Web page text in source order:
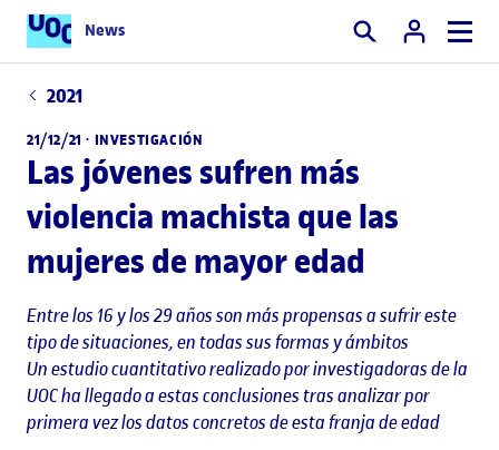
News Buscar
2021
21/12/21 · INVESTIGACIÓN
Las jóvenes sufren más
violencia machista que las
mujeres de mayor edad
Entre los 16 y los 29 años son más propensas a sufrir este
tipo de situaciones, en todas sus formas y ámbitos
Un estudio cuantitativo realizado por investigadoras de la
UOC ha llegado a estas conclusiones tras analizar por
primera vez los datos concretos de esta franja de edad